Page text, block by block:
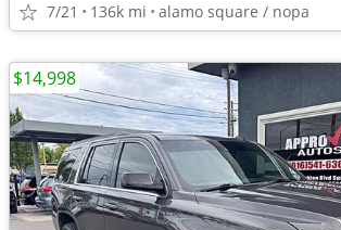
7/21 136k mi alamo square / nopa
$14,998